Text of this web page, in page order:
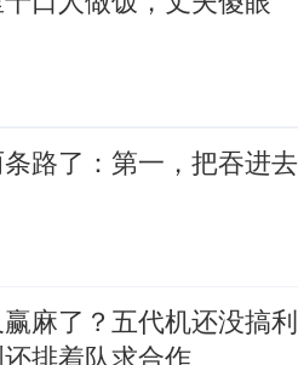
路了：第一，把吞进去
麻了？五代机还没搞利
排着队求合作